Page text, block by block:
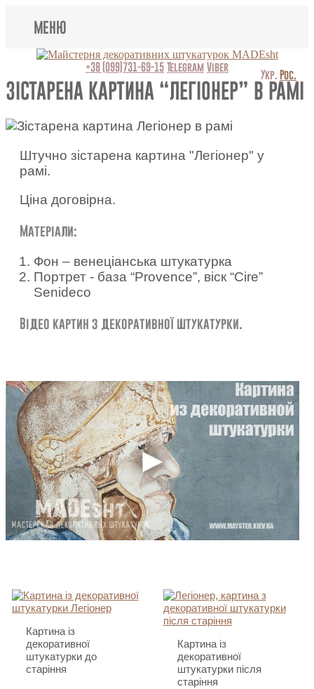
МЕНЮ
Lincrusta
Види штукатурок
Поклейка шпалер
Декоративні панно
Барельєфи
Відео
Питання-відповідь
Про нас
Контакти
+38 (099)731-69-15TelegramViber
ЗІСТАРЕНА КАРТИНА “ЛЕГІОНЕР” В РАМІ
Штучно зістарена картина "Легіонер" у
рамі.
Ціна договірна.
Матеріали:
Фон – венеціанська штукатурка
Портрет - база “Provence”, віск “Cire”
Senideco
Відео картин з декоративної штукатурки.
Картина із
декоративної
штукатурки до
старіння
Картина із
декоративної
штукатурки після
старіння
Укр. Рос.